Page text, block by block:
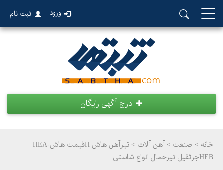
ورود ثبت نام
درج آگهی رایگان
خانه > صنعت >
آهن آلات > تیرآهن هاش Hقیمت هاشHEA-
HEBجرثقیل تیرحمال انواع شاستی